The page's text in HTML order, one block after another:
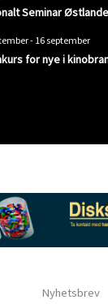
Seminar
- 16 september
for nye i
Nyhetsbrev